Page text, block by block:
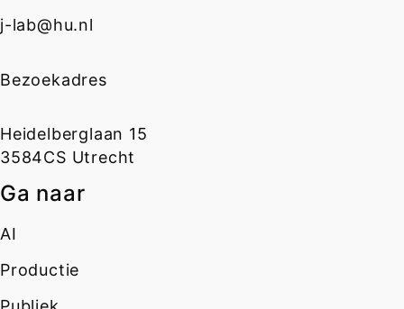
j-lab@hu.nl
Bezoekadres
Heidelberglaan 15
3584CS Utrecht
Ga naar
AI
Productie